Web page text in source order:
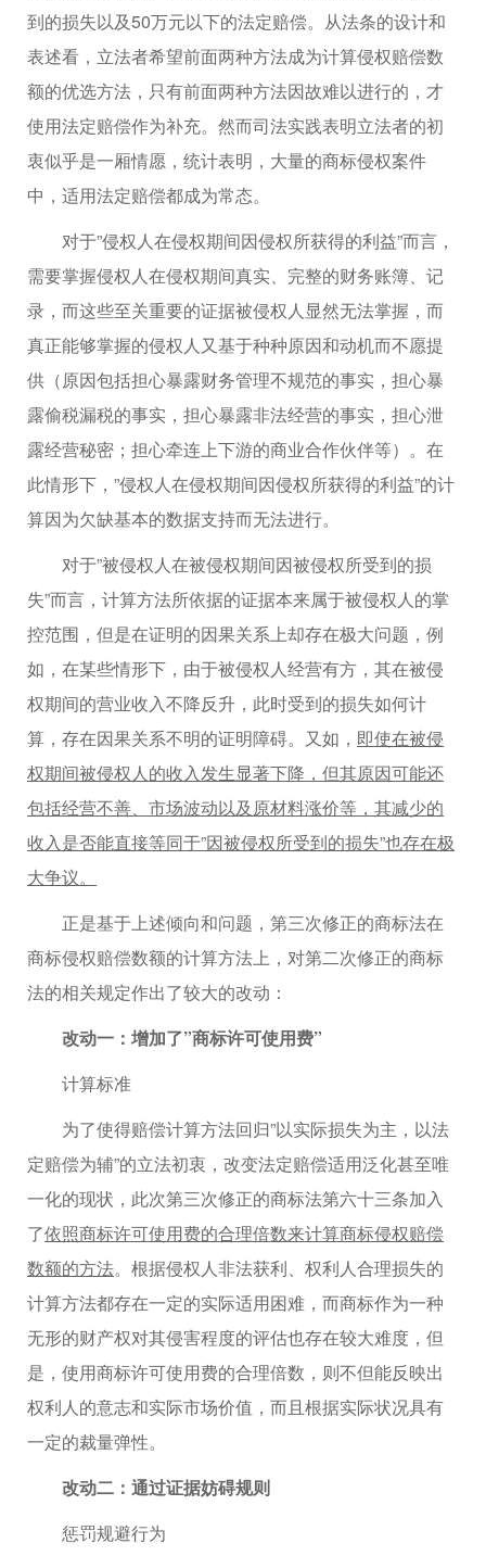
到的损失以及50万元以下的法定赔偿。从法条的设计和
表述看，立法者希望前面两种方法成为计算侵权赔偿数
额的优选方法，只有前面两种方法因故难以进行的，才
使用法定赔偿作为补充。然而司法实践表明立法者的初
衷似乎是一厢情愿，统计表明，大量的商标侵权案件
中，适用法定赔偿都成为常态。
对于”侵权人在侵权期间因侵权所获得的利益”而言，
需要掌握侵权人在侵权期间真实、完整的财务账簿、记
录，而这些至关重要的证据被侵权人显然无法掌握，而
真正能够掌握的侵权人又基于种种原因和动机而不愿提
供（原因包括担心暴露财务管理不规范的事实，担心暴
露偷税漏税的事实，担心暴露非法经营的事实，担心泄
露经营秘密；担心牵连上下游的商业合作伙伴等）。在
此情形下，”侵权人在侵权期间因侵权所获得的利益”的计
算因为欠缺基本的数据支持而无法进行。
对于”被侵权人在被侵权期间因被侵权所受到的损
失”而言，计算方法所依据的证据本来属于被侵权人的掌
控范围，但是在证明的因果关系上却存在极大问题，例
如，在某些情形下，由于被侵权人经营有方，其在被侵
权期间的营业收入不降反升，此时受到的损失如何计
算，存在因果关系不明的证明障碍。又如， 即使在被侵
权期间被侵权人的收入发生显著下降，但其原因可能还
包括经营不善、市场波动以及原材料涨价等，其减少的
收入是否能直接等同于”因被侵权所受到的损失”也存在极
大争议。
正是基于上述倾向和问题，第三次修正的商标法在
商标侵权赔偿数额的计算方法上，对第二次修正的商标
法的相关规定作出了较大的改动：
改动一：增加了”商标许可使用费”
计算标准
为了使得赔偿计算方法回归”以实际损失为主，以法
定赔偿为辅”的立法初衷，改变法定赔偿适用泛化甚至唯
一化的现状，此次第三次修正的商标法第六十三条加入
了依照商标许可使用费的合理倍数来计算商标侵权赔偿
数额的方法。根据侵权人非法获利、权利人合理损失的
计算方法都存在一定的实际适用困难，而商标作为一种
无形的财产权对其侵害程度的评估也存在较大难度，但
是，使用商标许可使用费的合理倍数，则不但能反映出
权利人的意志和实际市场价值，而且根据实际状况具有
一定的裁量弹性。
改动二：通过证据妨碍规则
惩罚规避行为